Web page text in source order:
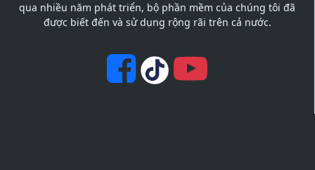
qua nhiều năm phát triển, bộ phần mềm của chúng tôi đã
được biết đến và sử dụng rộng rãi trên cả nước.